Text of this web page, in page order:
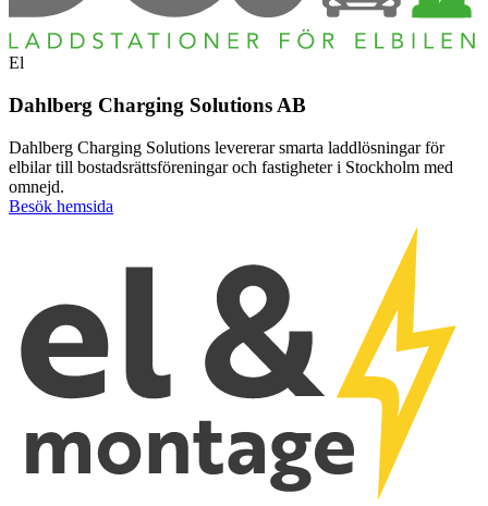
El
Dahlberg Charging Solutions AB
Dahlberg Charging Solutions levererar smarta laddlösningar för
elbilar till bostadsrättsföreningar och fastigheter i Stockholm med
omnejd.
Besök hemsida